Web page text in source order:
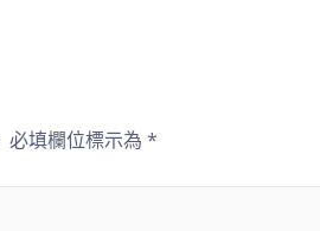
必填欄位標示為 *